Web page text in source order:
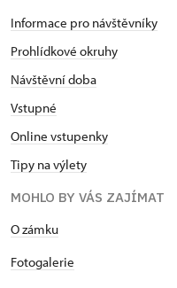
Informace pro návštěvníky
Prohlídkové okruhy
Návštěvní doba
Vstupné
Online vstupenky
Tipy na výlety
MOHLO BY VÁS ZAJÍMAT
O zámku
Fotogalerie